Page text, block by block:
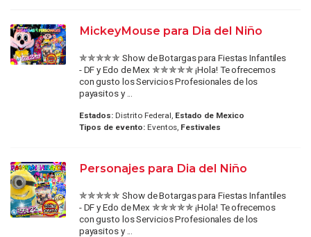
MickeyMouse para Dia del Niño
✯✯✯✯✯ Show de Botargas para Fiestas Infantiles
- DF y Edo de Mex ✯✯✯✯✯ ¡Hola! Te ofrecemos
con gusto los Servicios Profesionales de los
payasitos y ...
Estados:Distrito Federal, Estado de Mexico
Tipos de evento:Eventos, Festivales
Personajes para Dia del Niño
✯✯✯✯✯ Show de Botargas para Fiestas Infantiles
- DF y Edo de Mex ✯✯✯✯✯ ¡Hola! Te ofrecemos
con gusto los Servicios Profesionales de los
payasitos y ...